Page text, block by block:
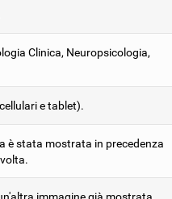
Clinica, Neuropsicologia,
e tablet).
è stata mostrata in precedenza